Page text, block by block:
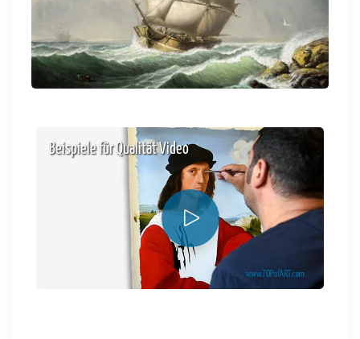
Beispiele für Qualität Video